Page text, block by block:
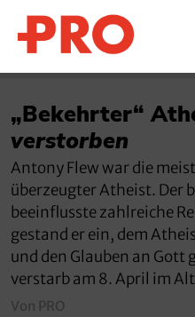
„Bekehrter“
verstorben
Antony Flew war die
überzeugter Atheist. Der
beeinflusste zahlreiche
gestand er ein, dem
und den Glauben an Gott
verstarb am 8. April im
Von PRO